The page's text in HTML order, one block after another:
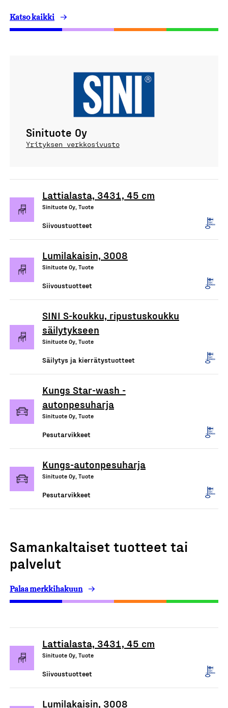
Katso kaikki
Sinituote Oy
Yrityksen verkkosivusto
Lattialasta, 3431, 45 cm
Sinituote Oy, Tuote
Siivoustuotteet
Lumilakaisin, 3008
Sinituote Oy, Tuote
Siivoustuotteet
SINI S-koukku, ripustuskoukku
säilytykseen
Sinituote Oy, Tuote
Säilytys ja kierrätystuotteet
Kungs Star-wash -
autonpesuharja
Sinituote Oy, Tuote
Pesutarvikkeet
Kungs-autonpesuharja
Sinituote Oy, Tuote
Pesutarvikkeet
Samankaltaiset tuotteet tai
palvelut
Palaa merkkihakuun
Lattialasta, 3431, 45 cm
Sinituote Oy, Tuote
Siivoustuotteet
Lumilakaisin, 3008